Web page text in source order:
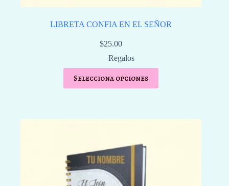
LIBRETA CONFIA EN EL SEÑOR
$25.00
Regalos
Selecciona opciones